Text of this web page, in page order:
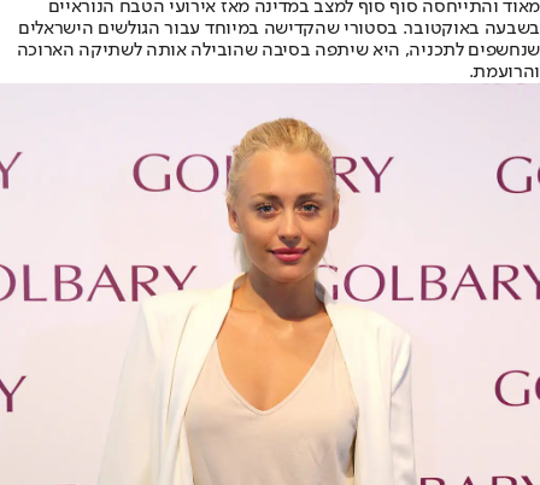
מאוד והתייחסה סוף סוף למצב במדינה מאז אירועי הטבח הנוראיים
בשבעה באוקטובר. בסטורי שהקדישה במיוחד עבור הגולשים הישראלים
שנחשפים לתכניה, היא שיתפה בסיבה שהובילה אותה לשתיקה הארוכה
והרועמת.